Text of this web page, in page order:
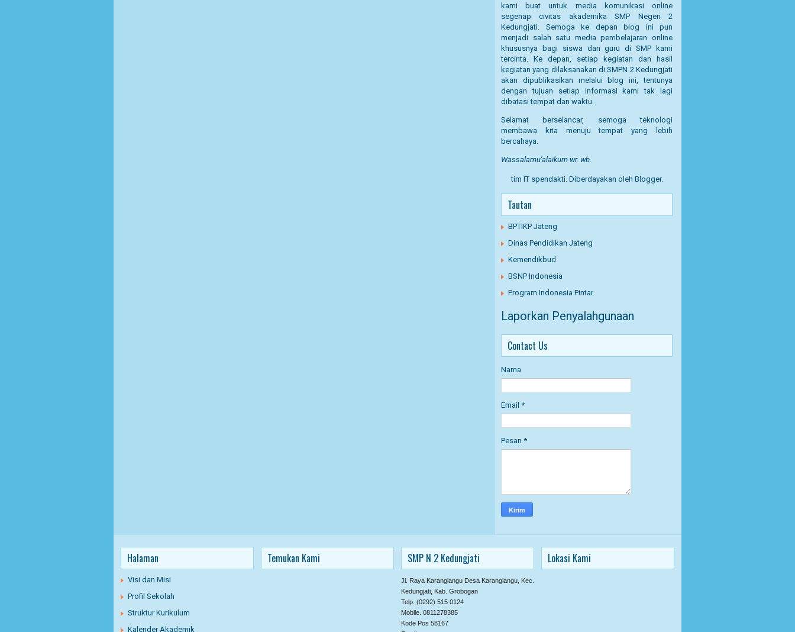
kami buat untuk media komunikasi online
segenap civitas akademika SMP Negeri 2
Kedungjati. Semoga ke depan blog ini pun
menjadi salah satu media pembelajaran online
khususnya bagi siswa dan guru di SMP kami
tercinta. Ke depan, setiap kegiatan dan hasil
kegiatan yang dilaksanakan di SMPN 2 Kedungjati
akan dipublikasikan melalui blog ini, tentunya
dengan tujuan setiap informasi kami tak lagi
dibatasi tempat dan waktu.
Selamat berselancar, semoga teknologi
membawa kita menuju tempat yang lebih
bercahaya.
Wassalamu'alaikum wr. wb.
tim IT spendakti. Diberdayakan oleh Blogger.
Tautan
BPTIKP Jateng
Dinas Pendidikan Jateng
Kemendikbud
BSNP Indonesia
Program Indonesia Pintar
Laporkan Penyalahgunaan
Contact Us
Nama
Email *
Pesan *
Halaman
Visi dan Misi
Profil Sekolah
Struktur Kurikulum
Kalender Akademik
Temukan Kami SMP N 2 Kedungjati
Jl. Raya Karanglangu Desa Karanglangu, Kec.
Kedungjati, Kab. Grobogan
Telp. (0292) 515 0124
Mobile. 0811278385
Kode Pos 58167
Lokasi Kami